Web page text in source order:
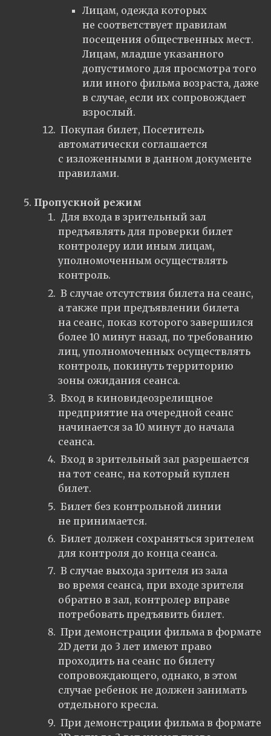
Лицам, одежда которых
не соответствует правилам
посещения общественных мест.
Лицам, младше указанного
допустимого для просмотра того
или иного фильма возраста, даже
в случае, если их сопровождает
взрослый.
Покупая билет, Посетитель
автоматически соглашается
с изложенными в данном документе
правилами.
Пропускной режим
Для входа в зрительный зал
предъявлять для проверки билет
контролеру или иным лицам,
уполномоченным осуществлять
контроль.
В случае отсутствия билета на сеанс,
а также при предъявлении билета
на сеанс, показ которого завершился
более 10 минут назад, по требованию
лиц, уполномоченных осуществлять
контроль, покинуть территорию
зоны ожидания сеанса.
Вход в киновидеозрелищное
предприятие на очередной сеанс
начинается за 10 минут до начала
сеанса.
Вход в зрительный зал разрешается
на тот сеанс, на который куплен
билет.
Билет без контрольной линии
не принимается.
Билет должен сохраняться зрителем
для контроля до конца сеанса.
В случае выхода зрителя из зала
во время сеанса, при входе зрителя
обратно в зал, контролер вправе
потребовать предъявить билет.
При демонстрации фильма в формате
2D дети до 3 лет имеют право
проходить на сеанс по билету
сопровождающего, однако, в этом
случае ребенок не должен занимать
отдельного кресла.
При демонстрации фильма в формате